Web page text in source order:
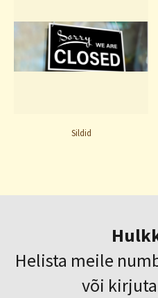
Sildid
Helista meile
või